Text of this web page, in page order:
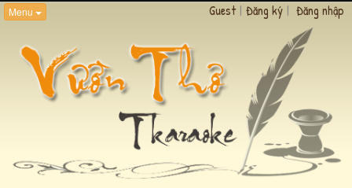
Menu Guest | Đăng ký | Đăng nhập